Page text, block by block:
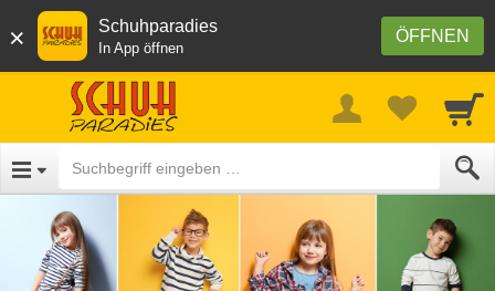
× ÖFFNEN
Schuhparadies
In App öffnen